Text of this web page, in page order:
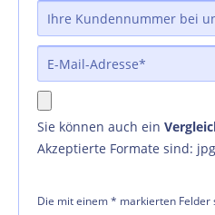
Sie können auch ein
Akzeptierte Formate sind:
Die mit einem * markierten Felder